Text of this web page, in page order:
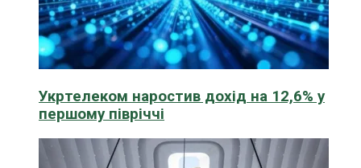
Укртелеком наростив дохід на 12,6% у
першому півріччі